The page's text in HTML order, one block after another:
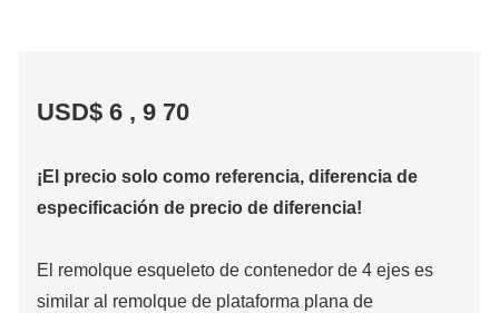
USD$ 6 , 9 70
¡El precio solo como referencia, diferencia de
especificación de precio de diferencia!
El remolque esqueleto de contenedor de 4 ejes es
similar al remolque de plataforma plana de